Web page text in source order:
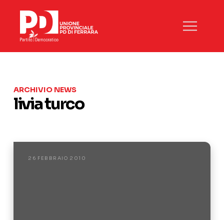
ARCHIVIO NEWS
livia turco
26 FEBBRAIO 2010